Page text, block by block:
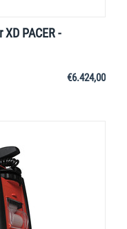
PACER -
€6.424,00